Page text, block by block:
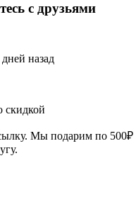
с друзьями
назад
скидкой
Мы подарим по 500₽